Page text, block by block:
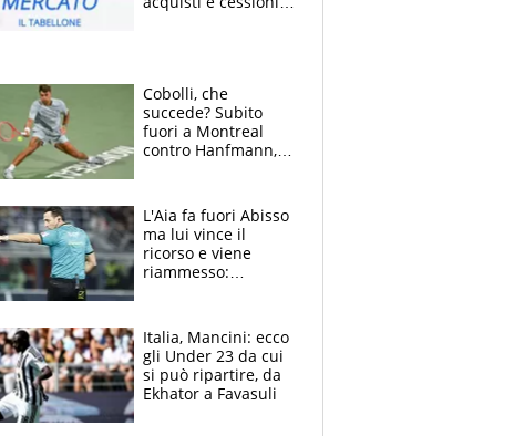
Cobolli, che
succede? Subito
fuori a Montreal
contro Hanfmann,
L'Aia fa fuori Abisso
ma lui vince il
ricorso e viene
riammesso:
Italia, Mancini: ecco
gli Under 23 da cui
si può ripartire, da
Ekhator a Favasuli